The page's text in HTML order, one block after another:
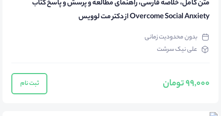
متن کامل، خلاصه فارسی، راهنمای مطالعه و پرسش و پاسخ کتاب
Overcome Social Anxiety از دکتر مت لوویس
بدون محدودیت زمانی
علی نیک سرشت
99,000 تومان ثبت نام